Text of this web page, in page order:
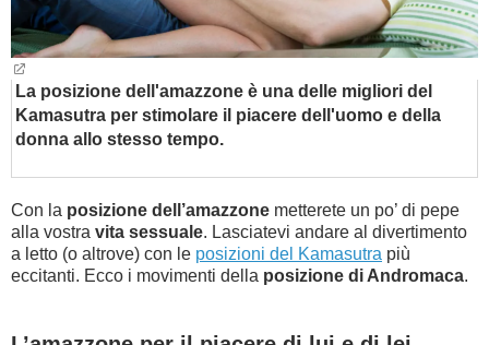
FORUM
La posizione dell'amazzone è una delle migliori del
Kamasutra per stimolare il piacere dell'uomo e della
donna allo stesso tempo.
Con la posizione dell’amazzone metterete un po’ di pepe
alla vostra vita sessuale. Lasciatevi andare al divertimento
a letto (o altrove) con le posizioni del Kamasutra più
eccitanti. Ecco i movimenti della posizione di Andromaca.